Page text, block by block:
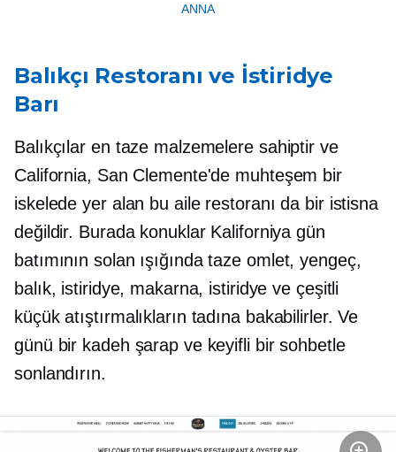
ANNA
Balıkçı Restoranı ve İstiridye
Barı
Balıkçılar en taze malzemelere sahiptir ve
California, San Clemente'de muhteşem bir
iskelede yer alan bu aile restoranı da bir istisna
değildir. Burada konuklar Kaliforniya gün
batımının solan ışığında taze omlet, yengeç,
balık, istiridye, makarna, istiridye ve çeşitli
küçük atıştırmalıkların tadına bakabilirler. Ve
günü bir kadeh şarap ve keyifli bir sohbetle
sonlandırın.